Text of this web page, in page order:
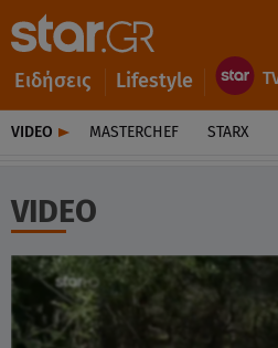
Ειδήσεις Lifestyle
VIDEO MASTERCHEF STARX
VIDEO